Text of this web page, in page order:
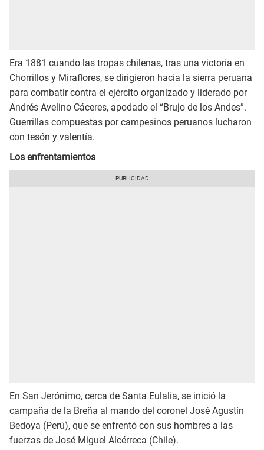
Era 1881 cuando las tropas chilenas, tras una victoria en
Chorrillos y Miraflores, se dirigieron hacia la sierra peruana
para combatir contra el ejército organizado y liderado por
Andrés Avelino Cáceres, apodado el “Brujo de los Andes”.
Guerrillas compuestas por campesinos peruanos lucharon
con tesón y valentía.
Los enfrentamientos
En San Jerónimo, cerca de Santa Eulalia, se inició la
campaña de la Breña al mando del coronel José Agustín
Bedoya (Perú), que se enfrentó con sus hombres a las
fuerzas de José Miguel Alcérreca (Chile).